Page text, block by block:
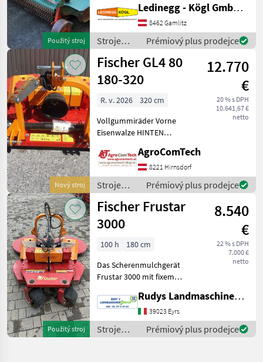
Použitý stroj
Beschreibung: Der Clemens
TV 160–210 ist ein
hydraulisch
breitenverstellbarer
Mulcher, en
Ledinegg - Kögl GmbH - Obst- und Weinbautechnik
8462 Gamlitz
Stroje
ovocinárstva
/ Sonstige
Prémiový plus prodejce
Nový stroj
Fischer GL4 80
180-320
12.770
€
20 % s DPH
10.641,67 €
netto
R. v. 2026
320 cm
Vollgummiräder Vorne
Eisenwalze HINTEN
und Freilauf Voľnobežné
kardanové hriadeľe, Hĺbku
ohraničné kolesá, Valec
Stroje ovocinárstva Traktor
AgroComTech
8221 Hirnsdorf
Stroje
ovocinárstva
/ Fischer
Prémiový plus prodejce
Použitý stroj
Fischer Frustar
3000
8.540
€
22 % s DPH
7.000 €
netto
100 h
180 cm
Das Scherenmulchgerät
Frustar 3000 mit fixem
Fischer verfügt über eine
Arbeitsbreite von 181 bis
300 cm und ist mit 10
Betriebsstunden in einem
Rudys Landmaschinenservice
39023 Eyrs
Stroje
ovocinárstva
Prémiový plus prodejce